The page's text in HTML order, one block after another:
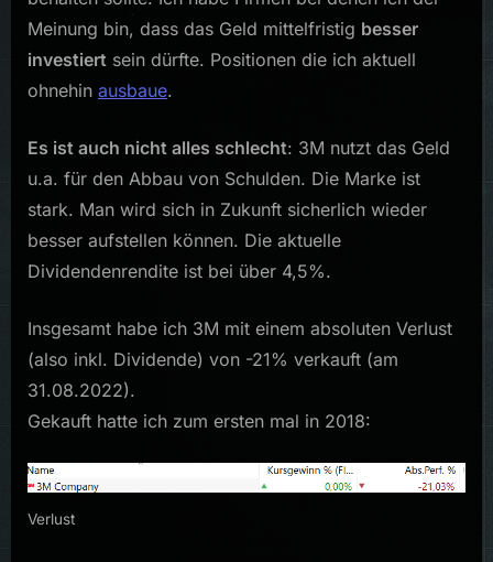
Meinung bin, dass das Geld mittelfristig besser
investiert sein dürfte. Positionen die ich aktuell
ohnehin ausbaue.
Es ist auch nicht alles schlecht: 3M nutzt das Geld
u.a. für den Abbau von Schulden. Die Marke ist
stark. Man wird sich in Zukunft sicherlich wieder
besser aufstellen können. Die aktuelle
Dividendenrendite ist bei über 4,5%.
Insgesamt habe ich 3M mit einem absoluten Verlust
(also inkl. Dividende) von -21% verkauft (am
31.08.2022).
Gekauft hatte ich zum ersten mal in 2018:
Verlust